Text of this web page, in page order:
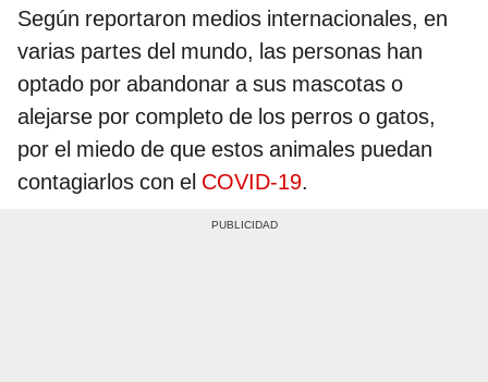
Según reportaron medios internacionales, en
varias partes del mundo, las personas han
optado por abandonar a sus mascotas o
alejarse por completo de los perros o gatos,
por el miedo de que estos animales puedan
contagiarlos con el COVID-19.